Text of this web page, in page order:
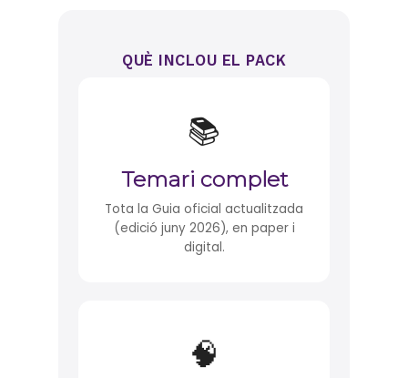
QUÈ INCLOU EL PACK
📚
Temari complet
Tota la Guia oficial actualitzada
(edició juny 2026), en paper i
digital.
🧠